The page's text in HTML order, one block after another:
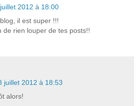
2012 à 18:00
il est super !!!
de rien louper de tes posts!!
juillet 2012 à 18:53
alors!